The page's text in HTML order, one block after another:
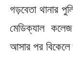
গড়বেতা থানার
মেডিক্যাল
আসার পর